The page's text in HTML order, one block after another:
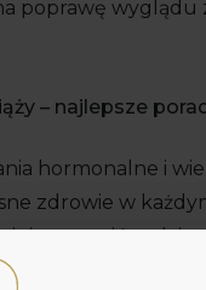
poprawę
– najlepsze
hormonalne i
zdrowie w
poprawić
ale i płukaniu